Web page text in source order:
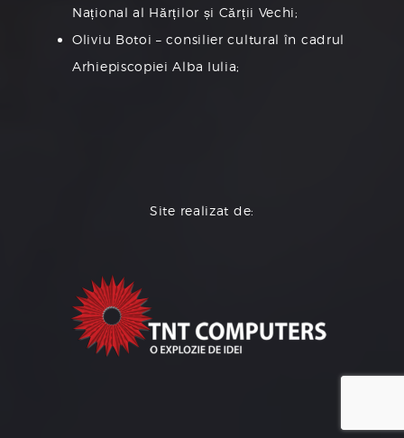
Național al Hărților și Cărții Vechi;
Oliviu Botoi – consilier cultural în cadrul
Arhiepiscopiei Alba Iulia;
Site realizat de: